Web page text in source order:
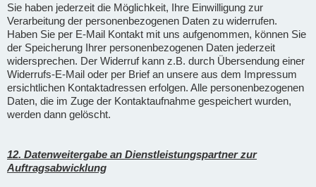
Sie haben jederzeit die Möglichkeit, Ihre Einwilligung zur
Verarbeitung der personenbezogenen Daten zu widerrufen.
Haben Sie per E-Mail Kontakt mit uns aufgenommen, können Sie
der Speicherung Ihrer personenbezogenen Daten jederzeit
widersprechen. Der Widerruf kann z.B. durch Übersendung einer
Widerrufs-E-Mail oder per Brief an unsere aus dem Impressum
ersichtlichen Kontaktadressen erfolgen. Alle personenbezogenen
Daten, die im Zuge der Kontaktaufnahme gespeichert wurden,
werden dann gelöscht.
12. Datenweitergabe an Dienstleistungspartner zur
Auftragsabwicklung